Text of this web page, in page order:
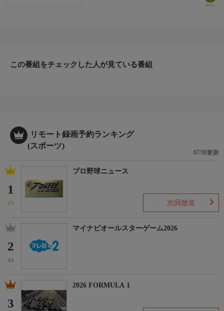
この番組をチェックした人が見ている番組
リモート録画予約ランキング
(スポーツ)
07/30更新
1
(3)
プロ野球ニュース
次回放送
2
(-)
マイナビオールスターゲーム2026
3
2026 FORMULA 1